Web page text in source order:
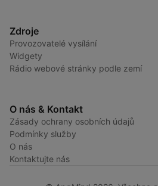
Zdroje
Provozovatelé vysílání
Widgety
Rádio webové stránky podle zemí
O nás & Kontakt
Zásady ochrany osobních údajů
Podmínky služby
O nás
Kontaktujte nás